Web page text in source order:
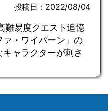
投稿日：2022/08/04
難易度クエスト追憶
・ワイバーン」の
ャラクターが刺さ